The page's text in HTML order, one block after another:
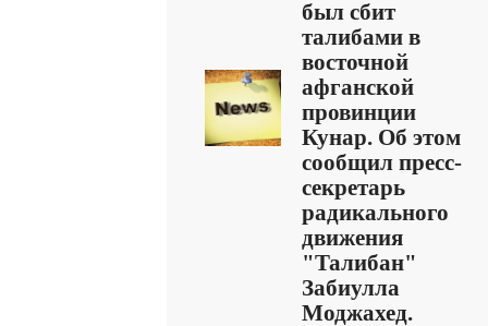
был сбит
талибами в
восточной
афганской
провинции
Кунар. Об этом
сообщил пресс-
секретарь
радикального
движения
"Талибан"
Забиулла
Моджахед.